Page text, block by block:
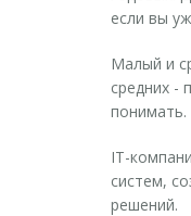
если вы
Малый и
средних -
понимать.
IT-
систем,
решений.